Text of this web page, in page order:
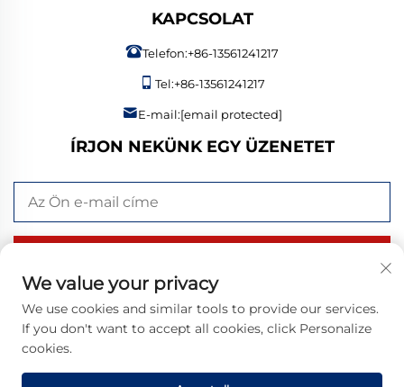
KAPCSOLAT
Telefon:+86-13561241217
Tel:+86-13561241217
E-mail:[email protected]
ÍRJON NEKÜNK EGY ÜZENETET
Szerzői jog © 2026 Bangzheng (Shandong) Intelligent
Manufacturing Co., Ltd. Minden jog fenntartva. |
szabályzat
We value your privacy
We use cookies and similar tools to provide our services.
If you don't want to accept all cookies, click Personalize
cookies.